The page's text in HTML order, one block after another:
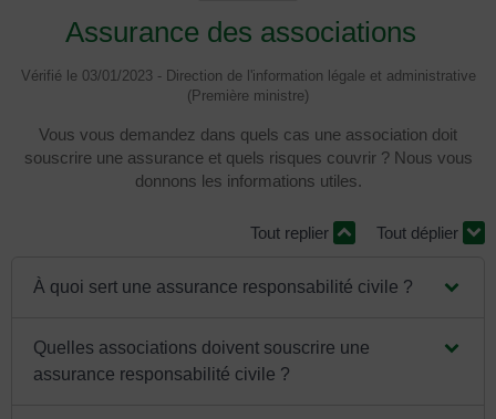
Assurance des associations
Vérifié le 03/01/2023 - Direction de l'information légale et administrative
(Première ministre)
Vous vous demandez dans quels cas une association doit
souscrire une assurance et quels risques couvrir ? Nous vous
donnons les informations utiles.
Tout replier Tout déplier
À quoi sert une assurance responsabilité civile ?
Quelles associations doivent souscrire une
assurance responsabilité civile ?